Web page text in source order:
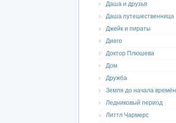
Даша и друзья
Даша путешественница
Джейк и пираты
Диего
Доктор Плюшева
Дом
Дружба
Земля до начала времён
Ледниковый период
Литтл Чармерс